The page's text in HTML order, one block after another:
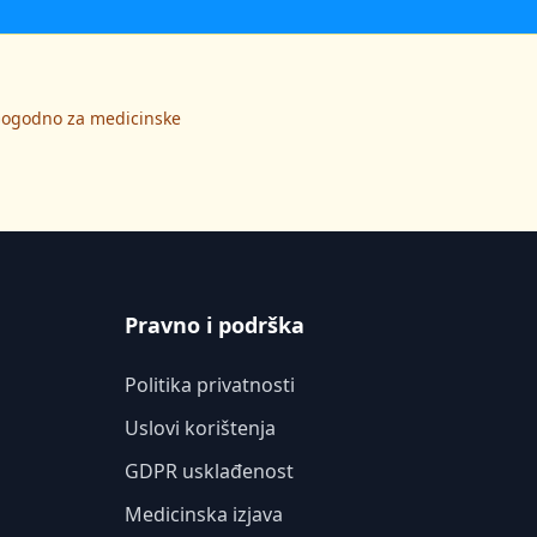
za medicinske
Pravno i podrška
Politika privatnosti
Uslovi korištenja
GDPR usklađenost
Medicinska izjava